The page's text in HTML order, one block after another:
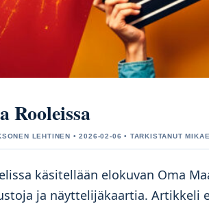
Rooleissa
LEHTINEN • 2026-02-06 • TARKISTANUT
käsitellään elokuvan Oma
ja näyttelijäkaartia. Artikkeli